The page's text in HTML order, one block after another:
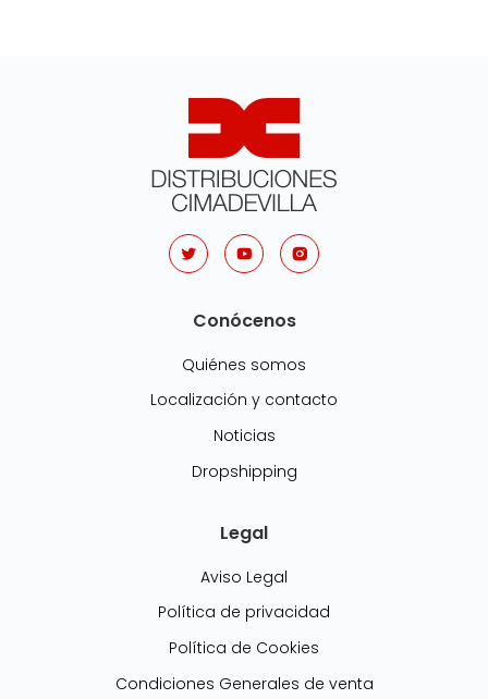
Conócenos
Quiénes somos
Localización y contacto
Noticias
Dropshipping
Legal
Aviso Legal
Política de privacidad
Política de Cookies
Condiciones Generales de venta